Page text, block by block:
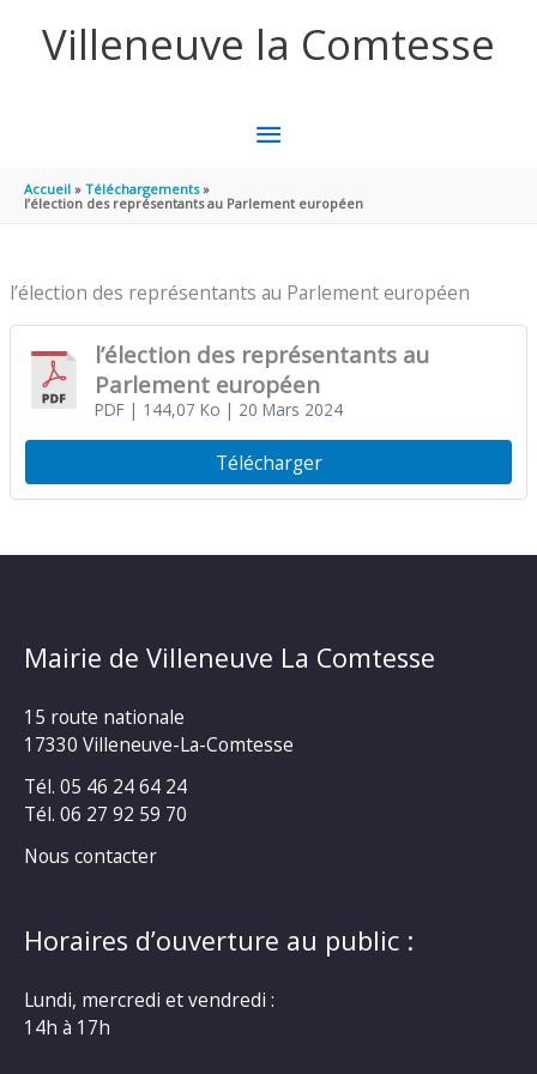
Villeneuve la Comtesse
MENU
PRINCIPAL
Accueil
Téléchargements
l’élection des représentants au Parlement européen
l’élection des représentants au Parlement européen
l’élection des représentants au
Parlement européen
PDF| 144,07 Ko | 20 Mars 2024
Télécharger
Mairie de Villeneuve La Comtesse
15 route nationale
17330 Villeneuve-La-Comtesse
Tél. 05 46 24 64 24
Tél. 06 27 92 59 70
Nous contacter
Horaires d’ouverture au public :
Lundi, mercredi et vendredi :
14h à 17h